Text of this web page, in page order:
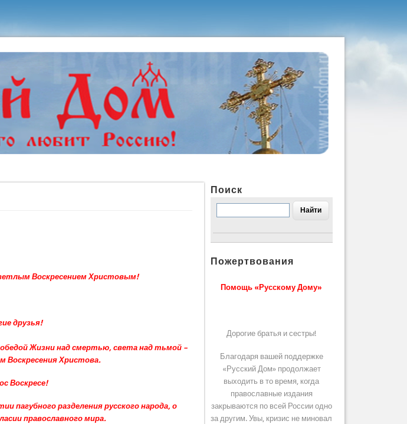
Воскресением Христовым!
друзья!
Жизни над смертью, света над тьмой –
Воскресения Христова.
Воскресе!
пагубного разделения русского народа, о
православного мира.
Поиск
Пожертвования
Помощь «Русскому Дому»
Дорогие братья и сестры!
Благодаря вашей поддержке
«Русский Дом» продолжает
выходить в то время, когда
православные издания
закрываются по всей России одно
за другим. Увы, кризис не миновал